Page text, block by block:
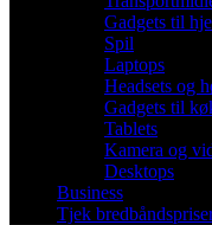
Gadgets til
Spil
Laptops
Headsets og
Gadgets til
Tablets
Kamera og
Desktops
Business
Tjek